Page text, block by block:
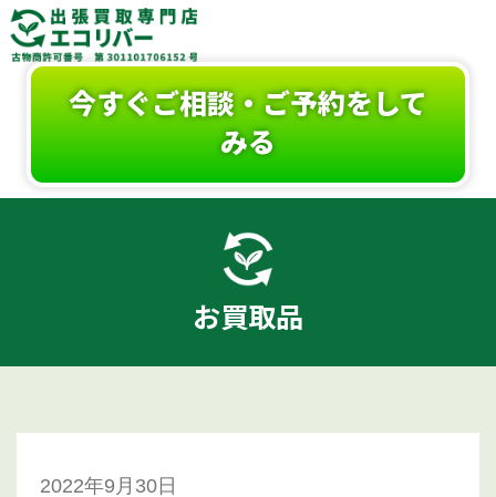
今すぐご相談・ご予約をして
みる
お買取品
2022年9月30日